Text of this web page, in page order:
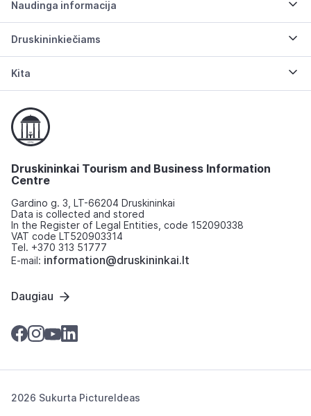
Naudinga informacija
Druskininkiečiams
Kita
Druskininkai Tourism and Business Information
Centre
Gardino g. 3, LT-66204 Druskininkai
Data is collected and stored
In the Register of Legal Entities, code 152090338
VAT code LT520903314
Tel. +370 313 51777
E-mail: information@druskininkai.lt
Daugiau
2026 Sukurta PictureIdeas